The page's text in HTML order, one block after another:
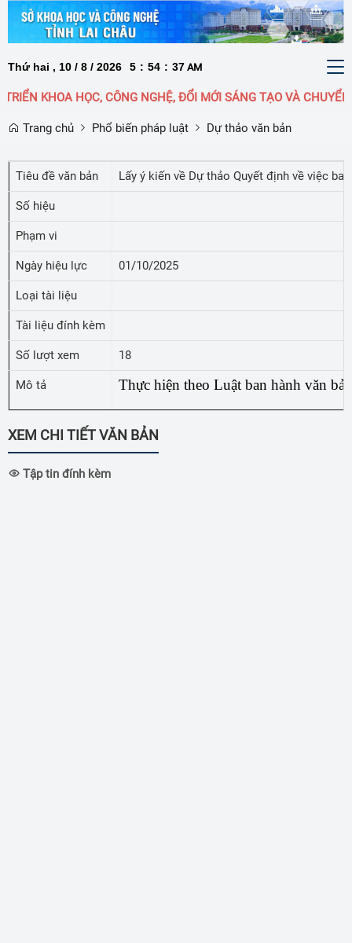
Thứ hai , 10 / 8 / 2026 5 : 54 : 37 AM
KHOA HỌC, CÔNG NGHỆ, ĐỔI MỚI SÁNG TẠO VÀ CHUYỂN
Trang chủ Phổ biến pháp luật Dự thảo văn bản
Tiêu đề văn bản Lấy ý kiến về Dự thảo Quyết định về việc
Số hiệu
Phạm vi
Ngày hiệu lực 01/10/2025
Loại tài liệu
Tài liệu đính kèm
Số lượt xem 18
Mô tả Thực hiện theo Luật ban hành văn
XEM CHI TIẾT VĂN BẢN
Tập tin đính kèm